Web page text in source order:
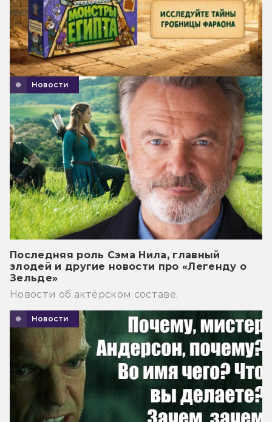
Новости
Последняя роль Сэма Нила, главный
злодей и другие новости про «Легенду о
Зельде»
Новости об актёрском составе.
Новости